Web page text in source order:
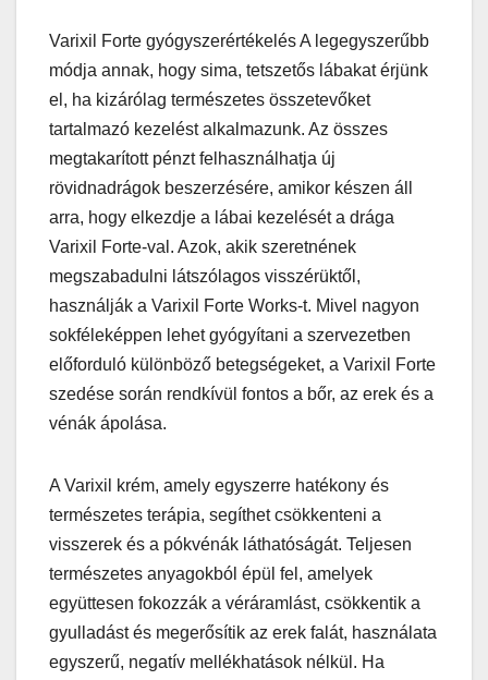
Varixil Forte gyógyszerértékelés A legegyszerűbb
módja annak, hogy sima, tetszetős lábakat érjünk
el, ha kizárólag természetes összetevőket
tartalmazó kezelést alkalmazunk. Az összes
megtakarított pénzt felhasználhatja új
rövidnadrágok beszerzésére, amikor készen áll
arra, hogy elkezdje a lábai kezelését a drága
Varixil Forte-val. Azok, akik szeretnének
megszabadulni látszólagos visszérüktől,
használják a Varixil Forte Works-t. Mivel nagyon
sokféleképpen lehet gyógyítani a szervezetben
előforduló különböző betegségeket, a Varixil Forte
szedése során rendkívül fontos a bőr, az erek és a
vénák ápolása.
A Varixil krém, amely egyszerre hatékony és
természetes terápia, segíthet csökkenteni a
visszerek és a pókvénák láthatóságát. Teljesen
természetes anyagokból épül fel, amelyek
együttesen fokozzák a véráramlást, csökkentik a
gyulladást és megerősítik az erek falát, használata
egyszerű, negatív mellékhatások nélkül. Ha